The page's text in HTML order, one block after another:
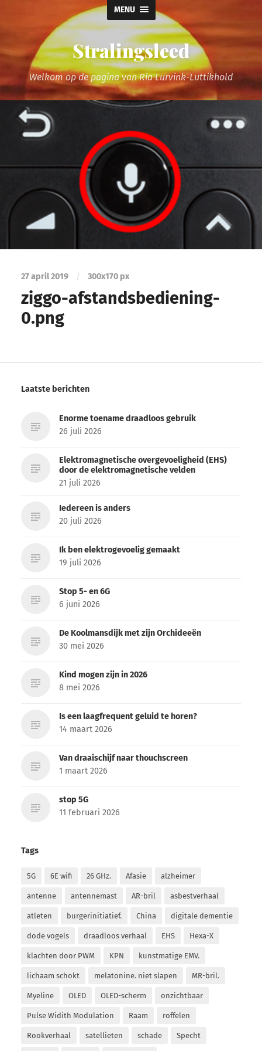
MENU
Stralingsleed
Welkom op de pagina van Ria Lurvink-Luttikhold
27 april 2019 / 300x170 px
ziggo-afstandsbediening-
0.png
Laatste berichten
Enorme toename draadloos gebruik
26 juli 2026
Elektromagnetische overgevoeligheid (EHS)
door de elektromagnetische velden
21 juli 2026
Iedereen is anders
20 juli 2026
Ik ben elektrogevoelig gemaakt
19 juli 2026
Stop 5- en 6G
6 juni 2026
De Koolmansdijk met zijn Orchideeën
30 mei 2026
Kind mogen zijn in 2026
8 mei 2026
Is een laagfrequent geluid te horen?
14 maart 2026
Van draaischijf naar thouchscreen
1 maart 2026
stop 5G
11 februari 2026
Tags
5G 6E wifi 26 GHz. Afasie alzheimer
antenne antennemast AR-bril asbestverhaal
atleten burgerinitiatief. China digitale dementie
dode vogels draadloos verhaal EHS Hexa-X
klachten door PWM KPN kunstmatige EMV.
lichaam schokt melatonine. niet slapen MR-bril.
Myeline OLED OLED-scherm onzichtbaar
Pulse Widith Modulation Raam roffelen
Rookverhaal satellieten schade Specht